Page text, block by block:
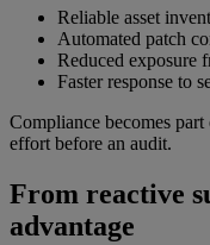
Reliable asset
Automated patch
Reduced exposure
Faster response to
Compliance becomes
effort before an audit.
From reactive
advantage